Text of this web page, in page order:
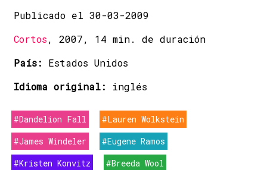
Publicado el 30-03-2009
Cortos, 2007, 14 min. de duración
País: Estados Unidos
Idioma original: inglés
#Dandelion Fall
#Lauren Wolkstein
#James Windeler
#Eugene Ramos
#Kristen Konvitz
#Breeda Wool